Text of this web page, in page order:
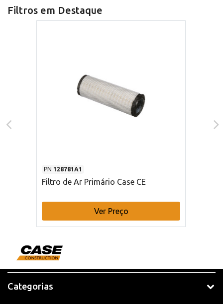
Filtros em Destaque
PN 128781A1
Filtro de Ar Primário Case CE
Ver Preço
Categorias